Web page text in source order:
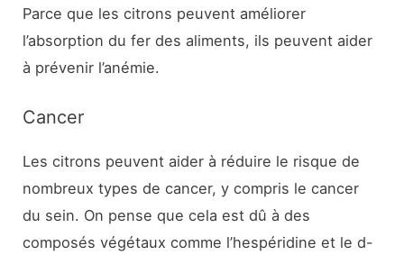
Parce que les citrons peuvent améliorer
l’absorption du fer des aliments, ils peuvent aider
à prévenir l’anémie.
Cancer
Les citrons peuvent aider à réduire le risque de
nombreux types de cancer, y compris le cancer
du sein. On pense que cela est dû à des
composés végétaux comme l’hespéridine et le d-